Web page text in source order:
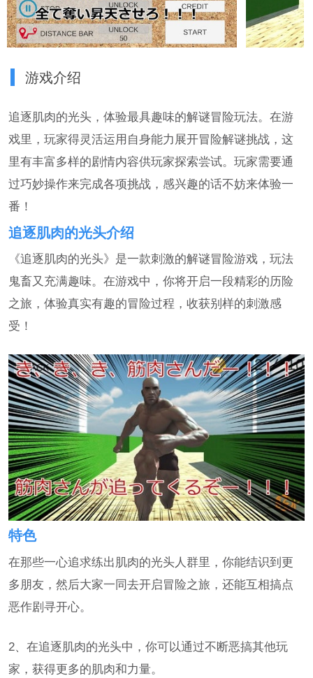
游戏介绍
追逐肌肉的光头，体验最具趣味的解谜冒险玩法。在游
戏里，玩家得灵活运用自身能力展开冒险解谜挑战，这
里有丰富多样的剧情内容供玩家探索尝试。玩家需要通
过巧妙操作来完成各项挑战，感兴趣的话不妨来体验一
番！
追逐肌肉的光头介绍
《追逐肌肉的光头》是一款刺激的解谜冒险游戏，玩法
鬼畜又充满趣味。在游戏中，你将开启一段精彩的历险
之旅，体验真实有趣的冒险过程，收获别样的刺激感
受！
特色
在那些一心追求练出肌肉的光头人群里，你能结识到更
多朋友，然后大家一同去开启冒险之旅，还能互相搞点
恶作剧寻开心。
2、在追逐肌肉的光头中，你可以通过不断恶搞其他玩
家，获得更多的肌肉和力量。